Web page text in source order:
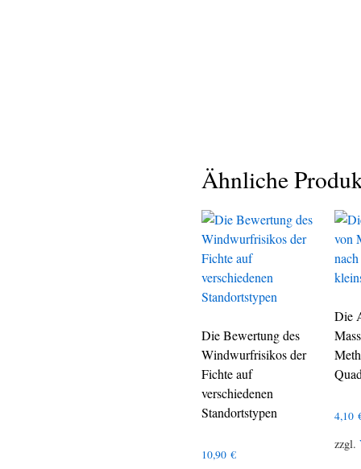
Ähnliche
Die Bewertung des
Windwurfrisikos der
Fichte auf
verschiedenen
Standortstypen
10,90 €
Die
4,10
zzgl.